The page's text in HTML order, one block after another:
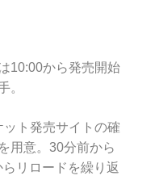
10:00から発売開始
。
ト発売サイトの確
用意。30分前から
リロードを繰り返